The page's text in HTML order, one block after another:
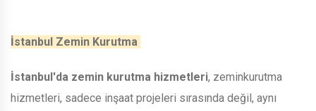
İstanbul Zemin Kurutma
İstanbul'da zemin kurutma hizmetleri, zeminkurutma
hizmetleri, sadece inşaat projeleri sırasında değil, aynı